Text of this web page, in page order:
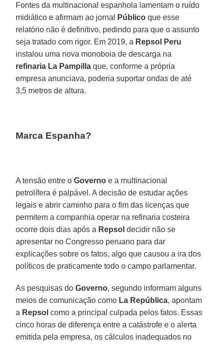
Fontes da multinacional espanhola lamentam o ruído
midiático e afirmam ao jornal
Público que esse
relatório não é definitivo, pedindo para que o assunto
seja tratado com rigor. Em 2019, a Repsol
Peru
instalou uma nova monoboia de descarga na
refinaria La Pampilla que, conforme a própria
empresa anunciava, poderia suportar ondas de até
3,5 metros de altura.
Marca Espanha?
A tensão entre oGovernoe a multinacional
petrolífera é palpável. A decisão de estudar ações
legais e abrir caminho para o fim das licenças que
permitem a companhia operar na refinaria costeira
ocorre dois dias após a Repsol decidir não se
apresentar no Congresso peruano para dar
explicações sobre os fatos, algo que causou a ira dos
políticos de praticamente todo o campo parlamentar.
As pesquisas doGoverno, segundo informam alguns
meios de comunicação como La República, apontam
a Repsol como a principal culpada pelos fatos. Essas
cinco horas de diferença entre a catástrofe e o alerta
emitida pela empresa, os cálculos inadequados no